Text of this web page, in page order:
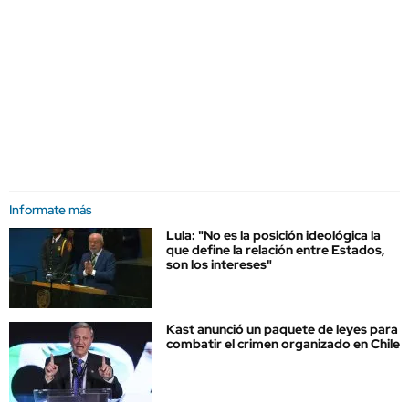
Informate más
Lula: "No es la posición ideológica la
que define la relación entre Estados,
son los intereses"
Kast anunció un paquete de leyes para
combatir el crimen organizado en Chile